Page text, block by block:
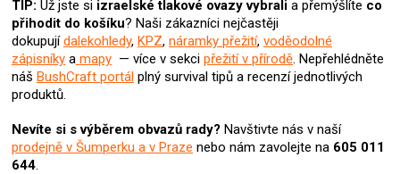
p
i
s
u
TIP: Už jste si izraelské tlakové ovazyvybrali a přemýšlíte co
přihodit do košíku? Naši zákazníci nejčastěji
dokupujídalekohledy, KPZ, náramky přežití, voděodolné
zápisníky a mapy — více v sekci přežití v přírodě. Nepřehlédněte
náš BushCraft portál plný survival tipů a recenzí jednotlivých
produktů.
Nevíte si s výběrem obvazů rady? Navštivte nás v naší
prodejně v Šumperku a v Praze nebo nám zavolejte na 605 011
644.